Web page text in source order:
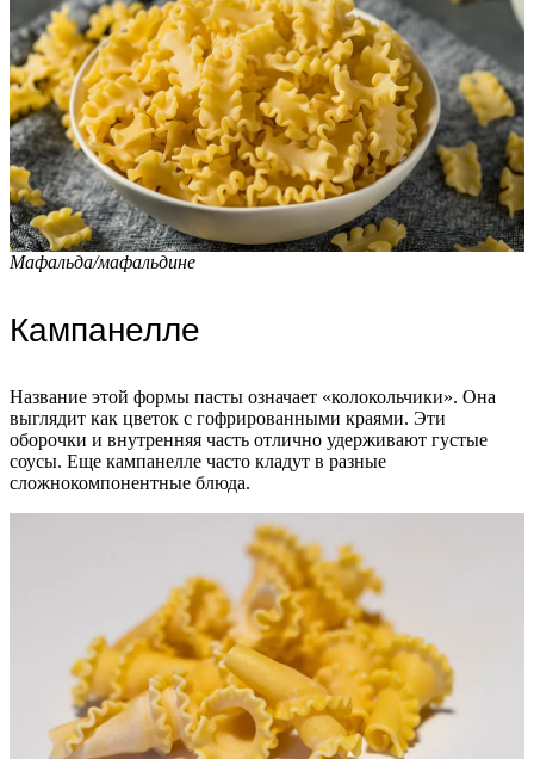
Мафальда/мафальдине
Кампанелле
Название этой формы пасты означает «колокольчики». Она
выглядит как цветок с гофрированными краями. Эти
оборочки и внутренняя часть отлично удерживают густые
соусы. Еще кампанелле часто кладут в разные
сложнокомпонентные блюда.